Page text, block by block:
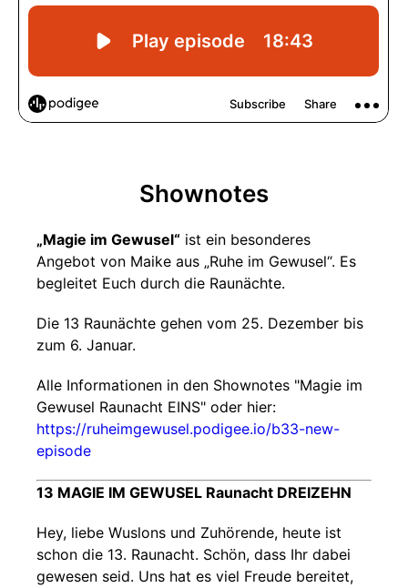
Shownotes
„Magie im Gewusel“ ist ein besonderes
Angebot von Maike aus „Ruhe im Gewusel“. Es
begleitet Euch durch die Raunächte.
Die 13 Raunächte gehen vom 25. Dezember bis
zum 6. Januar.
Alle Informationen in den Shownotes "Magie im
Gewusel Raunacht EINS" oder hier:
https://ruheimgewusel.podigee.io/b33-new-
episode
13 MAGIE IM GEWUSEL Raunacht DREIZEHN
Hey, liebe Wuslons und Zuhörende, heute ist
schon die 13. Raunacht. Schön, dass Ihr dabei
gewesen seid. Uns hat es viel Freude bereitet,